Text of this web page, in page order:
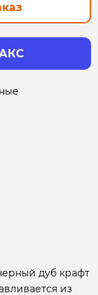
дуб крафт
из